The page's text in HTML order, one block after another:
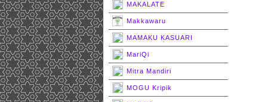
MAKALATE
Makkawaru
MAMAKU KASUARI
MariQi
Mitra Mandiri
MOGU Kripik